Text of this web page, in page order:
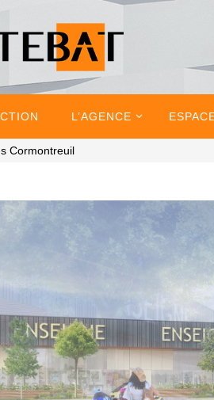
L’AGENCE
Cormontreuil